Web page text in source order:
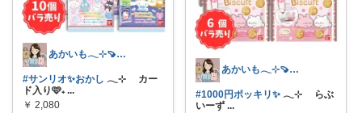
あかいも𓂃⊹🍠8月もよろしくです✨
#サンリオ✨おかし 𓂃⊹ カー
ド入り🩷₊ ...
￥ 2,080
あかいも𓂃⊹🍠8月もよろしくです✨
#1000円ポッキリ✨ 𓂃⊹ らぶ
いーず ...